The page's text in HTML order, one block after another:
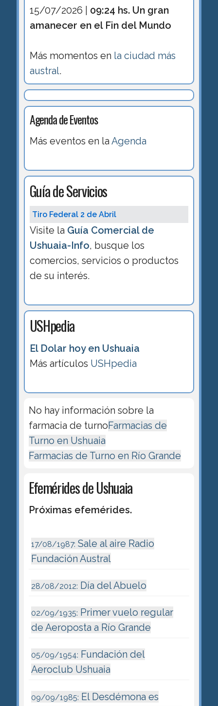
15/07/2026 | 09:24 hs. Un gran
amanecer en el Fin del Mundo
Más momentos en la ciudad más
austral.
Agenda de Eventos
Más eventos en la Agenda
Guía de Servicios
Tiro Federal 2 de Abril
Visite la Guía Comercial de
Ushuaia-Info, busque los
comercios, servicios o productos
de su interés.
USHpedia
El Dolar hoy en Ushuaia
Más artículos USHpedia
No hay información sobre la
farmacia de turnoFarmacias de
Turno en Ushuaia
Farmacias de Turno en Río Grande
Efemérides de Ushuaia
Próximas efemérides.
17/08/1987: Sale al aire Radio
Fundación Austral
28/08/2012: Día del Abuelo
02/09/1935: Primer vuelo regular
de Aeroposta a Río Grande
05/09/1954: Fundación del
Aeroclub Ushuaia
09/09/1985: El Desdémona es